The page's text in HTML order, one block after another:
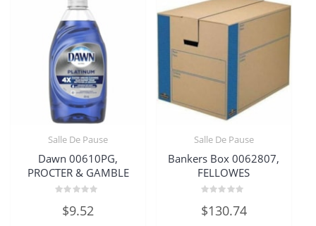
Salle De Pause
Dawn 00610PG,
PROCTER & GAMBLE
sur
$9.52
Salle De Pause
Bankers Box 0062807,
FELLOWES
0
sur
$130.74